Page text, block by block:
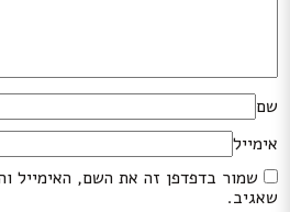
שם
אימייל
שמור בדפדפן זה את השם, האימייל
שאגיב.